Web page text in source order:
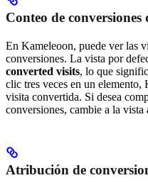
Conteo de conversiones
En Kameleoon, puede ver las
conversiones. La vista por
converted visits, lo que
clic tres veces en un
visita convertida. Si desea
conversiones, cambie a la vista
Atribución de